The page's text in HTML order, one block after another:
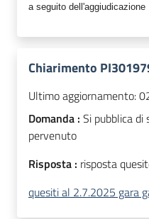
a seguito dell'aggiudicazione
Chiarimento
Ultimo aggiornamento:
Domanda : Si pubblica
pervenuto
Risposta : risposta
quesiti al 2.7.2025 gara